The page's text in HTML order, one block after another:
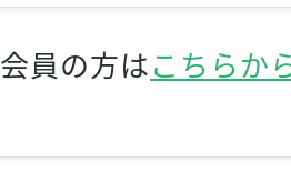
会員の方はこちらか